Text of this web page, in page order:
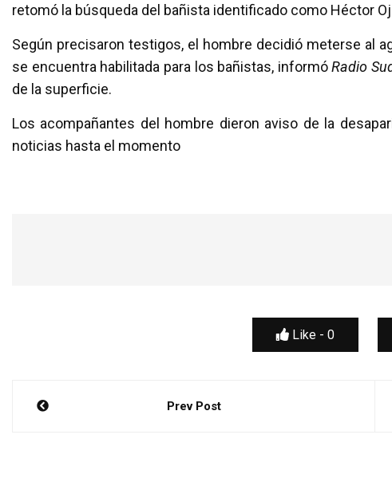
retomó la búsqueda del bañista identificado como Héctor
Según precisaron testigos, el hombre decidió meterse al
se encuentra habilitada para los bañistas, informóRadio
de la superficie.
Los acompañantes del hombre dieron aviso de la
noticias hasta el momento
Like - 0
Navegación
Prev Post